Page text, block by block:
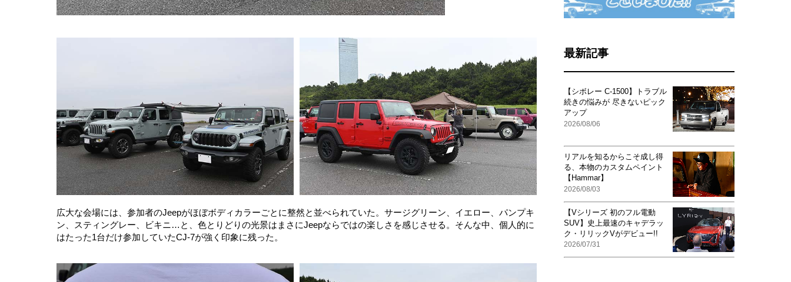
広大な会場には、参加者のJeepがほぼボディカラーごとに整然と並べられていた。サージグリーン、イエロー、パンプキ
ン、スティングレー、ビキニ…と、色とりどりの光景はまさにJeepならではの楽しさを感じさせる。そんな中、個人的に
はたった1台だけ参加していたCJ-7が強く印象に残った。
最新記事
【シボレー C-1500】トラブル
続きの悩みが 尽きないピック
アップ
2026/08/06
リアルを知るからこそ成し得
る、本物のカスタムペイント
【Hammar】
2026/08/03
【Vシリーズ 初のフル電動
SUV】史上最速のキャデラッ
ク・リリックVがデビュー!!
2026/07/31